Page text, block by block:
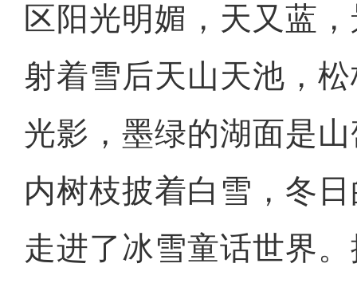
区阳光明媚，天又蓝
射着雪后天山天池，
光影，墨绿的湖面是
内树枝披着白雪，冬
走进了冰雪童话世界